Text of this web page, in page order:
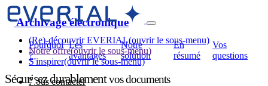
(Re)-découvrir EVERIAL(ouvrir le sous-menu)
Notre offre(ouvrir le sous-menu)
S'inspirer(ouvrir le sous-menu)
Nous contacter
Archivage électronique
Pourquoi
?
Les
avantages
Notre
solution
En
résumé
Vos
questions
Sécurisez durablementvos documents